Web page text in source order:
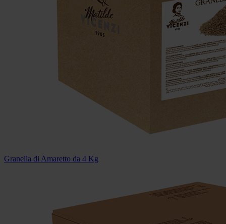
Granella di Amaretto da 4 Kg